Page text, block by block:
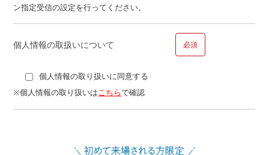
ン指定受信の設定を行ってください。
個人情報の取扱いについて 必須
個人情報の取り扱いに同意する
※個人情報の取り扱いはこちらで確認
勤務先